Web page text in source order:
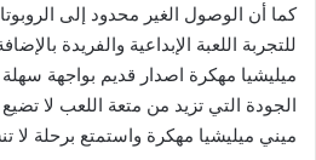
كما أن الوصول الغير محدود إلى
للتجربة اللعبة الإبداعية والفريدة
ميليشيا مهكرة اصدار قديم بواجهة
الجودة التي تزيد من متعة اللعب لا
ميني ميليشيا مهكرة واستمتع برحلة لا